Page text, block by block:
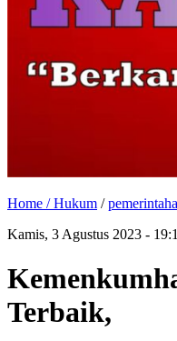
Home /Hukum /
Kamis, 3 Agustus 2023 -
Terbaik,